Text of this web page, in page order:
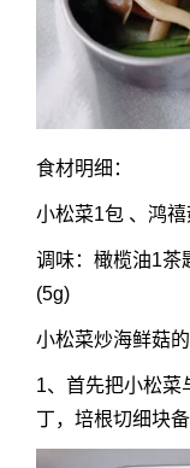
食材明细：
小松菜1包 、鸿
调味：橄榄油1茶
(5g)
小松菜炒海鲜菇
1、首先把小松菜
丁，培根切细块备